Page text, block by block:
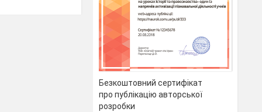
Безкоштовний сертифікат
про публікацію авторської
розробки